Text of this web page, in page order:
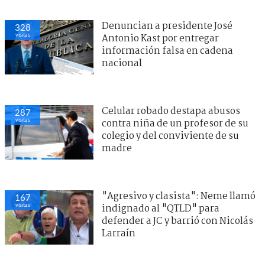
328
visitas
Denuncian a presidente José
Antonio Kast por entregar
información falsa en cadena
nacional
287
visitas
Celular robado destapa abusos
contra niña de un profesor de su
colegio y del conviviente de su
madre
167
visitas
"Agresivo y clasista": Neme llamó
indignado al "QTLD" para
defender a JC y barrió con Nicolás
Larraín